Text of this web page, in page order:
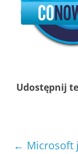
Udostępnij
← Microsoft